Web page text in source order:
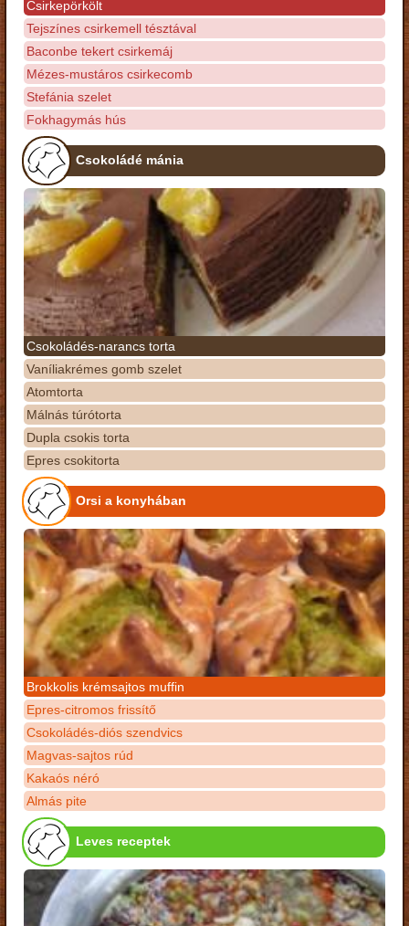
Csirkepörkölt
Tejszínes csirkemell tésztával
Baconbe tekert csirkemáj
Mézes-mustáros csirkecomb
Stefánia szelet
Fokhagymás hús
Csokoládé mánia
Csokoládés-narancs torta
Vaníliakrémes gomb szelet
Atomtorta
Málnás túrótorta
Dupla csokis torta
Epres csokitorta
Orsi a konyhában
Brokkolis krémsajtos muffin
Epres-citromos frissítő
Csokoládés-diós szendvics
Magvas-sajtos rúd
Kakaós néró
Almás pite
Leves receptek